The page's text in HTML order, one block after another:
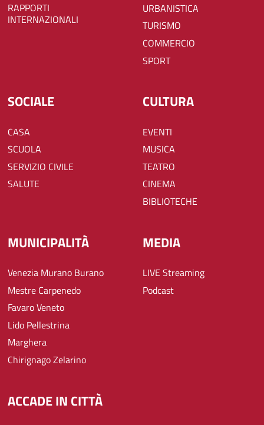
RAPPORTI
INTERNAZIONALI
URBANISTICA
TURISMO
COMMERCIO
SPORT
SOCIALE
CASA
SCUOLA
SERVIZIO CIVILE
SALUTE
CULTURA
EVENTI
MUSICA
TEATRO
CINEMA
BIBLIOTECHE
MUNICIPALITÀ
Venezia Murano Burano
Mestre Carpenedo
Favaro Veneto
Lido Pellestrina
Marghera
Chirignago Zelarino
MEDIA
LIVE Streaming
Podcast
ACCADE IN CITTÀ